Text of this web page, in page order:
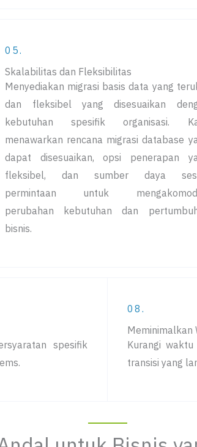
05.
Skalabilitas dan Fleksibilitas
Menyediakan migrasi basis data yang
dan fleksibel yang disesuaikan
kebutuhan spesifik organisasi.
menawarkan rencana migrasi database
dapat disesuaikan, opsi penerapan
fleksibel, dan sumber daya
permintaan untuk
perubahan kebutuhan dan
bisnis.
spesifik
08.
Meminimalkan
Kurangi
transisi yang